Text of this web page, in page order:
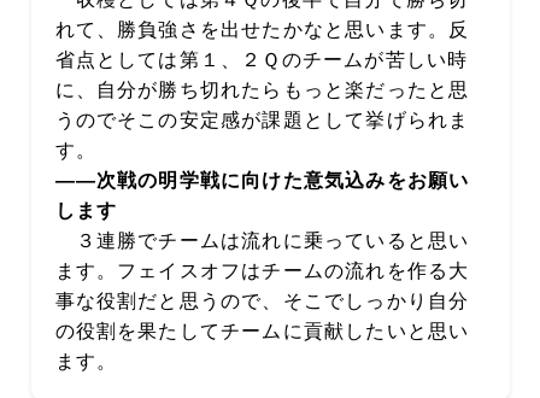
れて、勝負強さを出せたかなと思います。反
省点としては第１、２Ｑのチームが苦しい時
に、自分が勝ち切れたらもっと楽だったと思
うのでそこの安定感が課題として挙げられま
す。
――次戦の明学戦に向けた意気込みをお願い
します
３連勝でチームは流れに乗っていると思い
ます。フェイスオフはチームの流れを作る大
事な役割だと思うので、そこでしっかり自分
の役割を果たしてチームに貢献したいと思い
ます。